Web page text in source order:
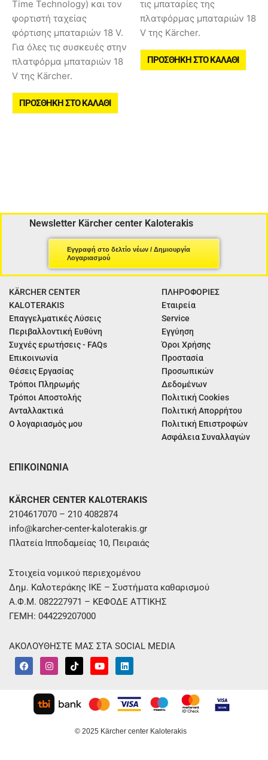
Time Technology) και τον
φορτιστή ταχείας
φόρτισης μπαταριών 18 V.
Για όλες τις συσκευές στην
πλατφόρμα μπαταριών 18
V της Kärcher.
ΠΡΟΣΘΉΚΗ ΣΤΟ ΚΑΛΆΘΙ
τις μπαταρίες της
πλατφόρμας μπαταριών 18
V της Kärcher.
ΠΡΟΣΘΉΚΗ ΣΤΟ ΚΑΛΆΘΙ
Newsletter Kärcher center Kaloterakis
Εγγραφή στο δελτίο νέων / Δημιουργία
Λογαριασμού
KÄRCHER CENTER
KALOTERAKIS
Επαγγελματικές Λύσεις
Περιβαλλοντική Ευθύνη
Συχνές ερωτήσεις - FAQs
Επικοινωνία
Θέσεις Εργασίας
Τρόποι Πληρωμής
Τρόποι Αποστολής
Ανταλλακτικά
Ο λογαριασμός μου
ΠΛΗΡΟΦΟΡΙΕΣ
Εταιρεία
Service
Εγγύηση
Όροι Χρήσης
Προστασία
Προσωπικών
Δεδομένων
Πολιτική Cookies
Πολιτική Απορρήτου
Πολιτική Επιστροφών
Ασφάλεια Συναλλαγών
ΕΠΙΚΟΙΝΩΝΙΑ
KÄRCHER CENTER KALOTERAKIS
2104617070 – 210 4082874
info@karcher-center-kaloterakis.gr
Πλατεία Ιπποδαμείας 10, Πειραιάς
Στοιχεία νομικού περιεχομένου
Δημ. Καλοτεράκης ΙΚΕ – Συστήματα καθαρισμού
Α.Φ.Μ. 082227971 – ΚΕΦΟΔΕ ΑΤΤΙΚΗΣ
ΓΕΜΗ: 044229207000
ΑΚΟΛΟΥΘΗΣΤΕ ΜΑΣ ΣΤΑ SOCIAL MEDIA
F
a
c
I
n
s
a
g
r
T
i
k
k
Y
o
u
u
b
e
L
i
n
e
d
i
© 2025 Kärcher center Kaloterakis